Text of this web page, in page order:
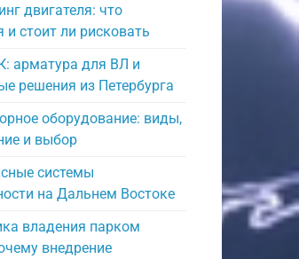
двигателя: что
и стоит ли рисковать
арматура для ВЛ и
решения из Петербурга
оборудование: виды,
и выбор
системы
на Дальнем Востоке
владения парком
внедрение